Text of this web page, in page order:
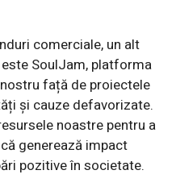
comerciale, un alt
SoulJam, platforma
față de proiectele
și cauze defavorizate.
noastre pentru a
generează impact
pozitive în societate.